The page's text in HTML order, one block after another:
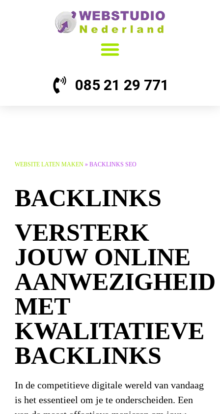
085 21 29 771
WEBSITE LATEN MAKEN » BACKLINKS SEO
BACKLINKS
VERSTERK
JOUW ONLINE
AANWEZIGHEID
MET
KWALITATIEVE
BACKLINKS
In de competitieve digitale wereld van vandaag
is het essentieel om je te onderscheiden. Een